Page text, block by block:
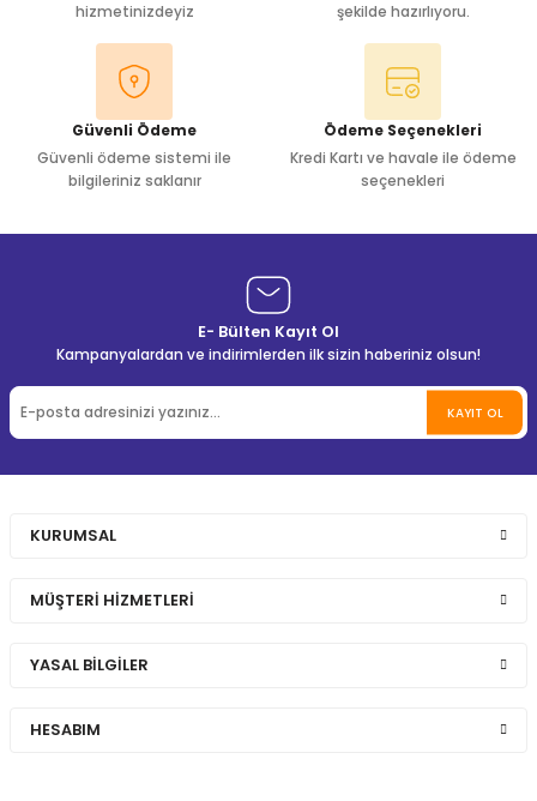
hizmetinizdeyiz
şekilde hazırlıyoru.
Güvenli Ödeme
Güvenli ödeme sistemi ile
bilgileriniz saklanır
Ödeme Seçenekleri
Kredi Kartı ve havale ile ödeme
seçenekleri
E- Bülten Kayıt Ol
Kampanyalardan ve indirimlerden ilk sizin haberiniz olsun!
KAYIT OL
KURUMSAL
MÜŞTERİ HİZMETLERİ
YASAL BİLGİLER
HESABIM